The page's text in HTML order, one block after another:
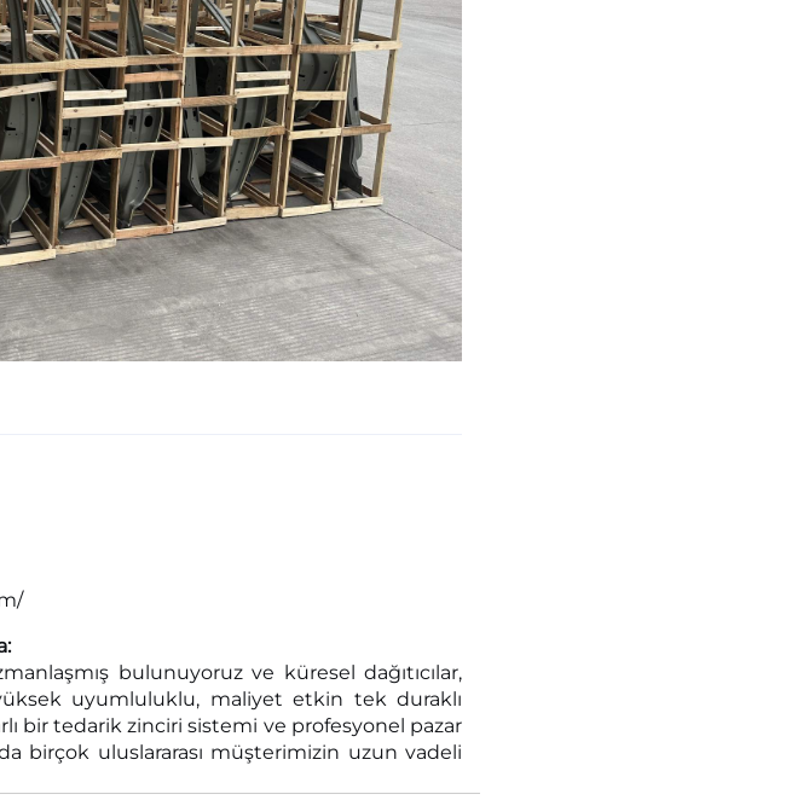
bulunuyoruz ve küresel dağıtıcılar,
uyumluluklu, maliyet etkin tek duraklı
bir tedarik zinciri sistemi ve profesyonel pazar
birçok uluslararası müşterimizin uzun vadeli